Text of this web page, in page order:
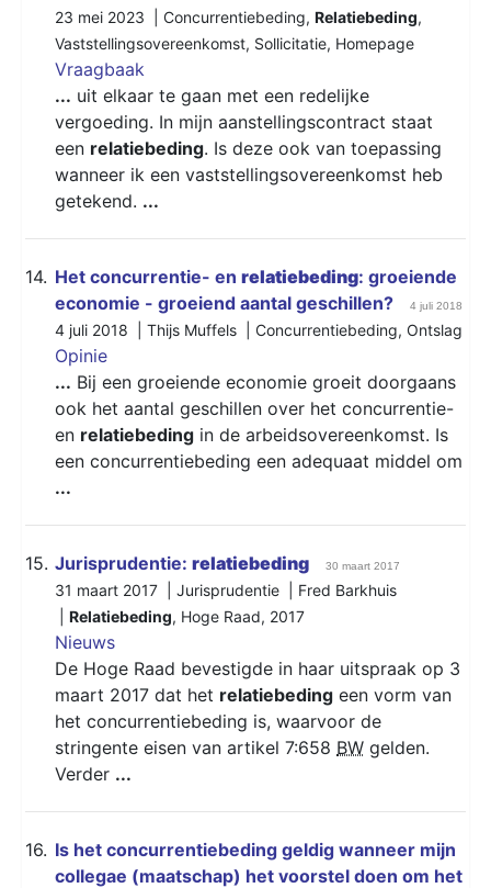
23 mei 2023 | Concurrentiebeding, Relatiebeding,
Vaststellingsovereenkomst, Sollicitatie, Homepage
Vraagbaak
... uit elkaar te gaan met een redelijke
vergoeding. In mijn aanstellingscontract staat
een relatiebeding. Is deze ook van toepassing
wanneer ik een vaststellingsovereenkomst heb
getekend. ...
14. Het concurrentie- en relatiebeding: groeiende
economie - groeiend aantal geschillen?
4 juli 2018
4 juli 2018 | Thijs Muffels | Concurrentiebeding, Ontslag
Opinie
... Bij een groeiende economie groeit doorgaans
ook het aantal geschillen over het concurrentie-
en relatiebeding in de arbeidsovereenkomst. Is
een concurrentiebeding een adequaat middel om
...
15. Jurisprudentie: relatiebeding 30 maart 2017
31 maart 2017 | Jurisprudentie | Fred Barkhuis
Relatiebeding, Hoge Raad, 2017
Nieuws
De Hoge Raad bevestigde in haar uitspraak op 3
maart 2017 dat het relatiebeding een vorm van
het concurrentiebeding is, waarvoor de
stringente eisen van artikel 7:658 BW gelden.
Verder ...
16. Is het concurrentiebeding geldig wanneer mijn
collegae (maatschap) het voorstel doen om het